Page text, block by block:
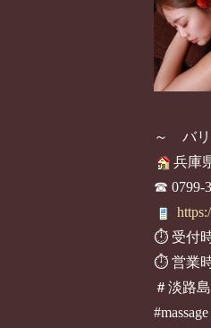
～ バ
兵庫
☎ 0799-
⏱ 受付
⏱ 営業
＃淡路